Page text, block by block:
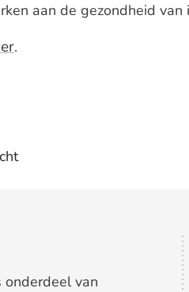
aan de gezondheid van
.
onderdeel van